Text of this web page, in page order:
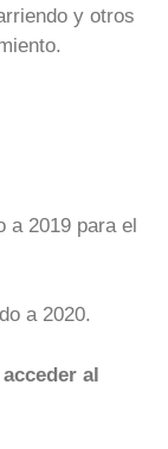
y otros
a 2019 para el
a 2020.
al